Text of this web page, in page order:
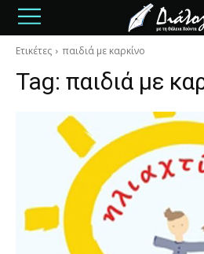
Ετικέτες παιδιά με καρκίνο
Tag: παιδιά με